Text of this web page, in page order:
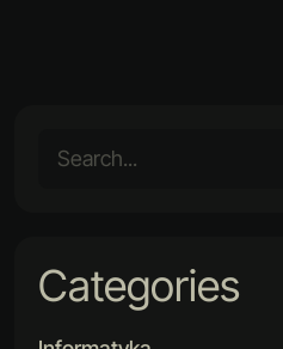
Categories